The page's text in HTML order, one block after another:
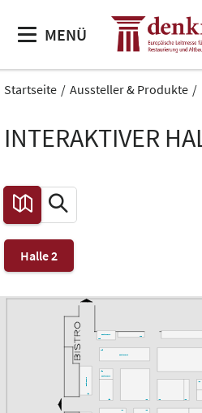
MENÜ
Startseite Aussteller & Produkte
INTERAKTIVER
Halle 2
K43
K40
K54
Gastronomie
L46
L48
Gastronomie
K50
K47
K46
L45
Gastronomie
K42